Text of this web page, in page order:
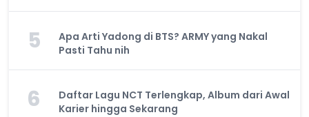
5
Apa Arti Yadong di BTS? ARMY yang Nakal
Pasti Tahu nih
6
Daftar Lagu NCT Terlengkap, Album dari Awal
Karier hingga Sekarang